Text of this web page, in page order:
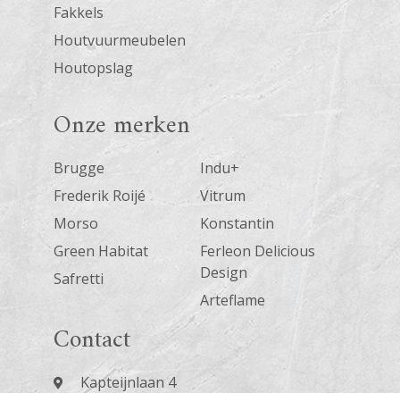
Fakkels
Houtvuurmeubelen
Houtopslag
Onze merken
Brugge
Frederik Roijé
Morso
Green Habitat
Safretti
Indu+
Vitrum
Konstantin
Ferleon Delicious
Design
Arteflame
Contact
Kapteijnlaan 4